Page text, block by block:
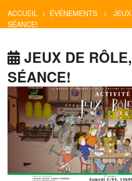
ACCUEIL > ÉVÉNEMENTS > JEUX
SÉANCE!
JEUX DE
SÉANCE!